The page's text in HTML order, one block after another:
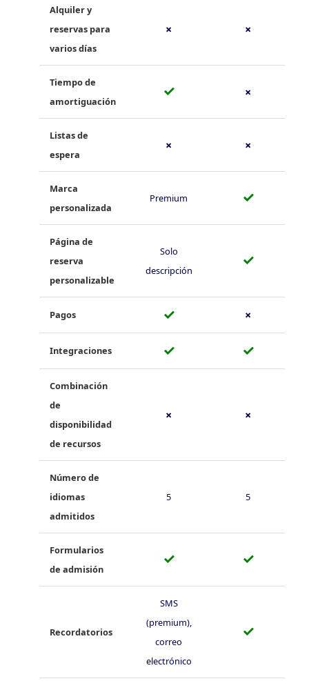
Alquiler y
reservas para
varios días
✗ ✗
Tiempo de
amortiguación
✓ ✗
Listas de
espera
✗ ✗
Marca
personalizada
Premium ✓
Página de
reserva
personalizable
Solo
descripción
✓
Pagos ✓ ✗
Integraciones ✓ ✓
Combinación
de
disponibilidad
de recursos
✗ ✗
Número de
idiomas
admitidos
5 5
Formularios
de admisión
✓ ✓
Recordatorios
SMS
(premium),
correo
electrónico
✓